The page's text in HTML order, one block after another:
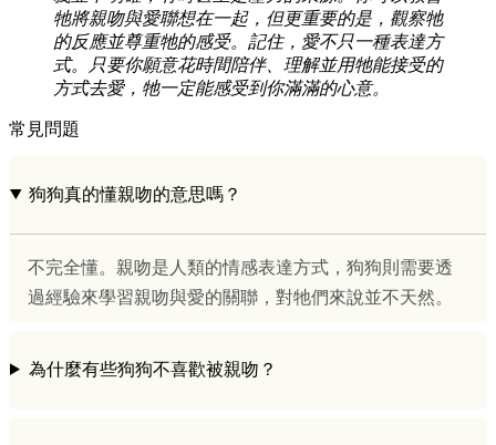
牠將親吻與愛聯想在一起，但更重要的是，觀察牠
的反應並尊重牠的感受。記住，愛不只一種表達方
式。只要你願意花時間陪伴、理解並用牠能接受的
方式去愛，牠一定能感受到你滿滿的心意。
常見問題
狗狗真的懂親吻的意思嗎？
不完全懂。親吻是人類的情感表達方式，狗狗則需要透
過經驗來學習親吻與愛的關聯，對牠們來說並不天然。
為什麼有些狗狗不喜歡被親吻？